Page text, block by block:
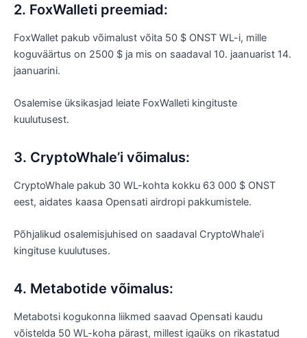
2. FoxWalleti preemiad:
FoxWallet pakub võimalust võita 50 $ ONST WL-i, mille
koguväärtus on 2500 $ ja mis on saadaval 10. jaanuarist 14.
jaanuarini.
Osalemise üksikasjad leiate FoxWalleti kingituste
kuulutusest.
3. CryptoWhale’i võimalus:
CryptoWhale pakub 30 WL-kohta kokku 63 000 $ ONST
eest, aidates kaasa Opensati airdropi pakkumistele.
Põhjalikud osalemisjuhised on saadaval CryptoWhale’i
kingituse kuulutuses.
4. Metabotide võimalus:
Metabotsi kogukonna liikmed saavad Opensati kaudu
võistelda 50 WL-koha pärast, millest igaüks on rikastatud